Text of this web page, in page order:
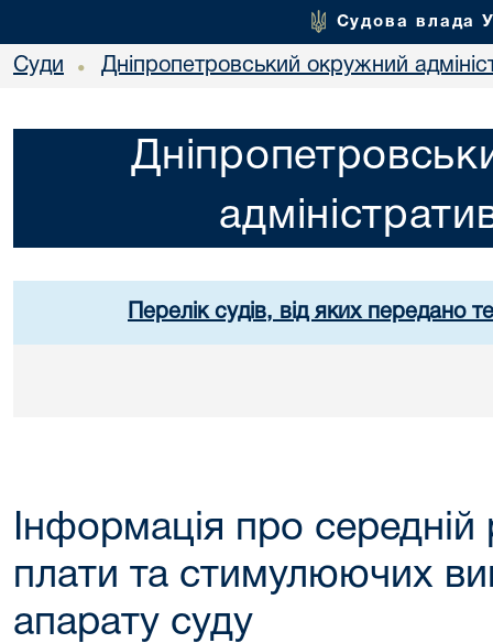
Судова влада
Суди • Дніпропетровський окружний
Перелік судів, від яких передано
Інформація про середній
плати та стимулюючих
апарату суду